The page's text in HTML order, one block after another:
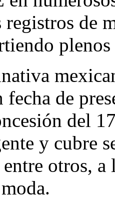
de
plenos
de
del
y cubre
otros,